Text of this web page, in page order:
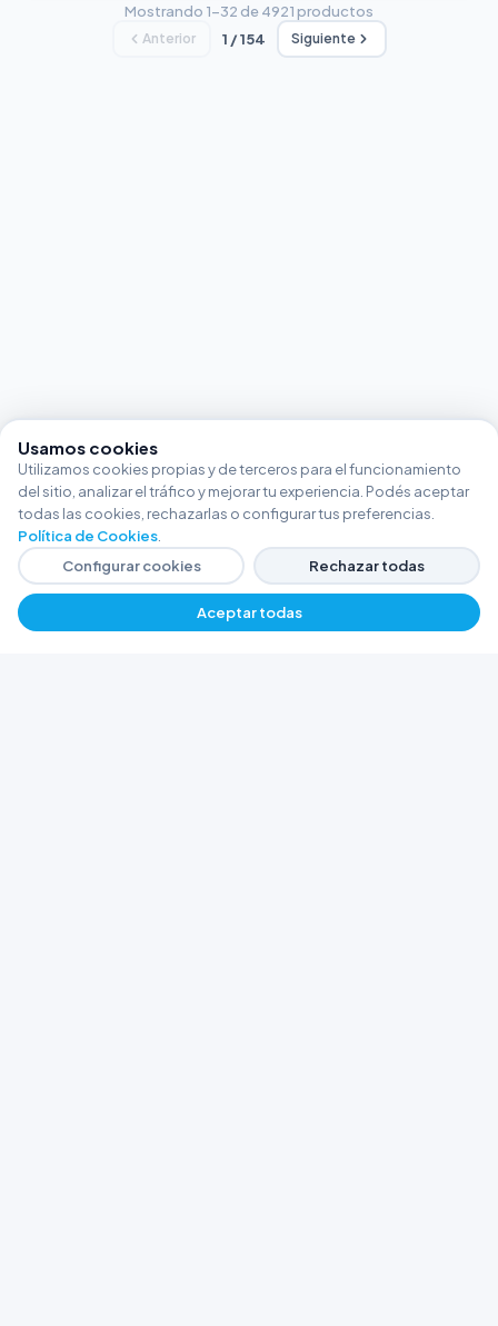
Mostrando 1–32 de 4921 productos
Anterior 1 / 154 Siguiente
Usamos cookies
Utilizamos cookies propias y de terceros para el funcionamiento
del sitio, analizar el tráfico y mejorar tu experiencia. Podés aceptar
todas las cookies, rechazarlas o configurar tus preferencias.
Política de Cookies
Configurar cookies
Rechazar todas
Aceptar todas